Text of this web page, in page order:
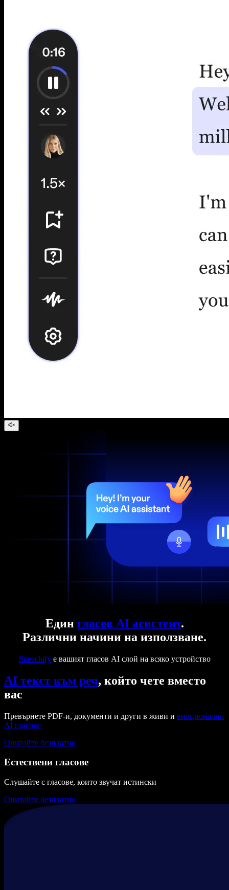
Един гласов AI асистент.
Различни начини на използване.
Speechifyе вашият гласов AI слой на всяко устройство
AI текст към реч, който чете вместо
вас
Превърнете PDF-и, документи и други в живи и емоционални
AI гласове
Опитайте безплатно
Естествени гласове
Слушайте с гласове, които звучат истински
Опитайте безплатно